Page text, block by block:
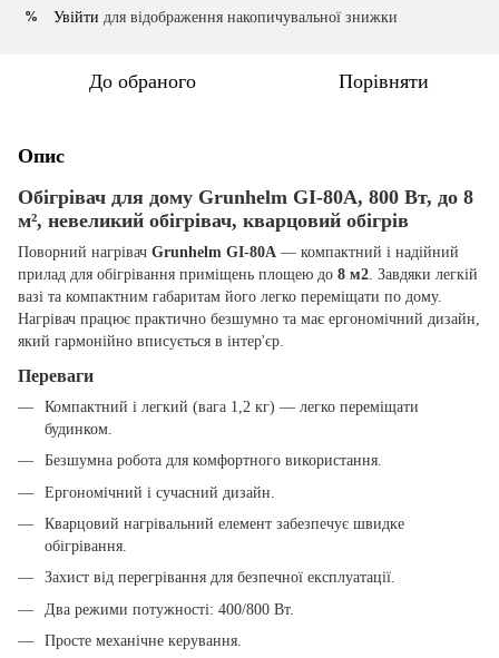
% Увійти для відображення накопичувальної знижки
До обраного Порівняти
Опис
Обігрівач для дому Grunhelm GI-80A, 800 Вт, до 8
м², невеликий обігрівач, кварцовий обігрів
Поворний нагрівач Grunhelm GI-80A — компактний і надійний
прилад для обігрівання приміщень площею до 8 м2 . Завдяки легкій
вазі та компактним габаритам його легко переміщати по дому.
Нагрівач працює практично безшумно та має ергономічний дизайн,
який гармонійно вписується в інтер'єр.
Переваги
Компактний і легкий (вага 1,2 кг) — легко переміщати
будинком.
Безшумна робота для комфортного використання.
Ергономічний і сучасний дизайн.
Кварцовий нагрівальний елемент забезпечує швидке
обігрівання.
Захист від перегрівання для безпечної експлуатації.
Два режими потужності: 400/800 Вт.
Просте механічне керування.